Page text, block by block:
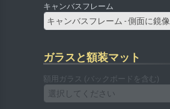
キャンバスフレーム
キャンバスフレーム - 側面に鏡像
ガラスと額装マット
額用ガラス (バックボードを含む)
選択してください